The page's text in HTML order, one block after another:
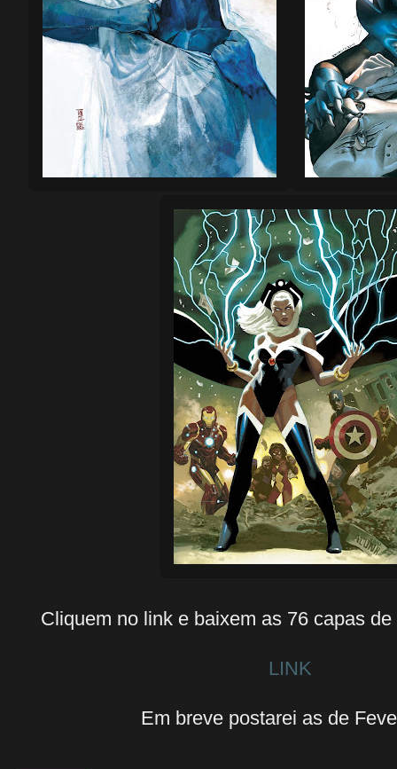
Cliquem no link e baixem as 76 capas
LINK
Em breve postarei as de